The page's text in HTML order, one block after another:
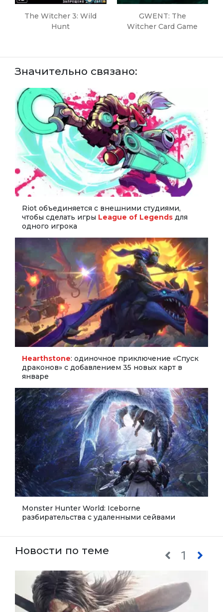
The Witcher 3: Wild
Hunt
GWENT: The
Witcher Card Game
Значительно связано:
Riot объединяется с внешними студиями,
чтобы сделать игры League of Legends для
одного игрока
Hearthstone: одиночное приключение «Спуск
драконов» с добавлением 35 новых карт в
январе
Monster Hunter World: Iceborne
разбирательства с удаленными сейвами
Новости по теме 1